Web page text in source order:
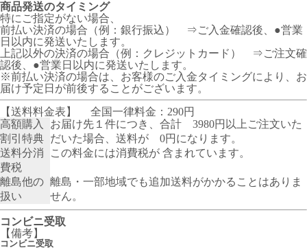
商品発送のタイミング
特にご指定がない場合、
前払い決済の場合（例：銀行振込） ⇒ご入金確認後、●営業
日以内に発送いたします。
上記以外の決済の場合（例：クレジットカード） ⇒ご注文確
認後、●営業日以内に発送いたします。
※前払い決済の場合は、お客様のご入金タイミングにより、お
届け予定日が前後することがございます。
【送料料金表】
全国一律料金：290円
高額購入
割引特典
お届け先１件につき、合計 3980円以上ご注文いた
だいた場合、送料が 0円になります。
送料分消
費税
この料金には消費税が 含まれています。
離島他の
扱い
離島・一部地域でも追加送料がかかることはありま
せん。
コンビニ受取
【備考】
コンビニ受取